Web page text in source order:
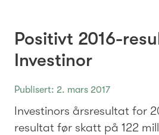
Nøkkeltall
Rapporter
Kontakt oss
Bærekraftig
Positivt 2016-
Investinor
Publisert: 2. mars 2017
Investinors årsresultat for
resultat før skatt på 122